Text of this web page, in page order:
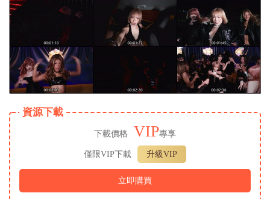
資源下載
下載價格 VIP專享
僅限VIP下載 升級VIP
立即購買